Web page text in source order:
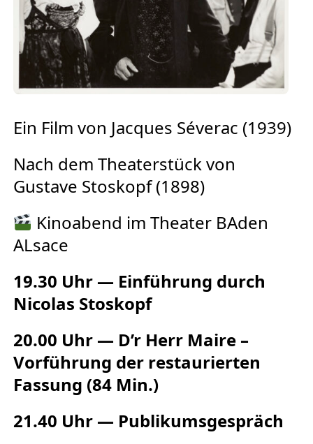
Europäischen Forum am Rhein
Förderer und Partner Theater BAden
ALsace
Services
Ein Film von Jacques Séverac (1939)
Nach dem Theaterstück von
Gustave Stoskopf (1898)
Kinoabend im Theater BAden
ALsace
19.30 Uhr — Einführung durch
Nicolas Stoskopf
20.00 Uhr — D’r Herr Maire –
Vorführung der restaurierten
Fassung (84 Min.)
21.40 Uhr — Publikumsgespräch